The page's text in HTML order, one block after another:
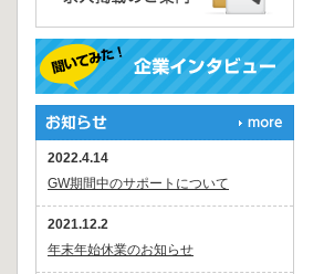
2022.4.14
GW期間中のサポートについて
2021.12.2
年末年始休業のお知らせ